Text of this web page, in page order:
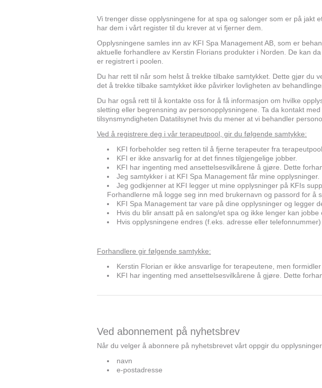
Vi trenger disse opplysningene for at spa og salonger som er på jakt
har dem i vårt register til du krever at vi fjerner dem.
Opplysningene samles inn av KFI Spa Management AB, som er
aktuelle forhandlere av Kerstin Florians produkter i Norden. De kan
er registrert i poolen.
Du har rett til når som helst å trekke tilbake samtykket. Dette gjør du
det å trekke tilbake samtykket ikke påvirker lovligheten av
Du har også rett til å kontakte oss for å få informasjon om hvilke
sletting eller begrensning av personopplysningene. Ta da kontakt med
tilsynsmyndigheten Datatilsynet hvis du mener at vi behandler
Ved å registrere deg i vår terapeutpool, gir du følgende samtykke:
KFI forbeholder seg retten til å fjerne terapeuter fra
KFI er ikke ansvarlig for at det finnes tilgjengelige jobber.
KFI har ingenting med ansettelsesvilkårene å gjøre. Dette
Jeg samtykker i at KFI Spa Management får mine opplysninger.
Jeg godkjenner at KFI legger ut mine opplysninger på KFIs
Forhandlerne må logge seg inn med brukernavn og passord for å
KFI Spa Management tar vare på dine opplysninger og legger
Hvis du blir ansatt på en salong/et spa og ikke lenger kan
Hvis opplysningene endres (f.eks. adresse eller
Forhandlere gir følgende samtykke:
Kerstin Florian er ikke ansvarlige for terapeutene, men
KFI har ingenting med ansettelsesvilkårene å gjøre. Dette
Ved abonnement på nyhetsbrev
Når du velger å abonnere på nyhetsbrevet vårt oppgir du
navn
e-postadresse